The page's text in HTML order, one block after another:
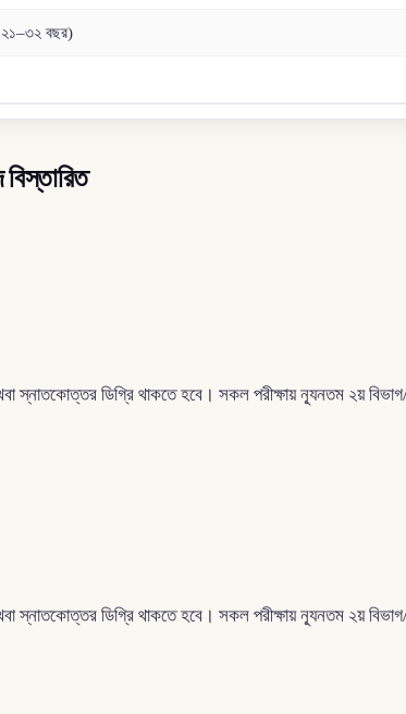
২১–৩২ বছর)
স্নাতকোত্তর ডিগ্রি থাকতে হবে। সকল পরীক্ষায় ন্যূনতম ২য়
স্নাতকোত্তর ডিগ্রি থাকতে হবে। সকল পরীক্ষায় ন্যূনতম ২য়